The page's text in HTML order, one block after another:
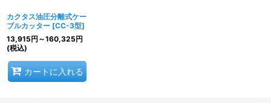
カクタス油圧分離式ケー
ブルカッター [CC-3型]
13,915円 ～160,325円
(税込)
カートに入れる